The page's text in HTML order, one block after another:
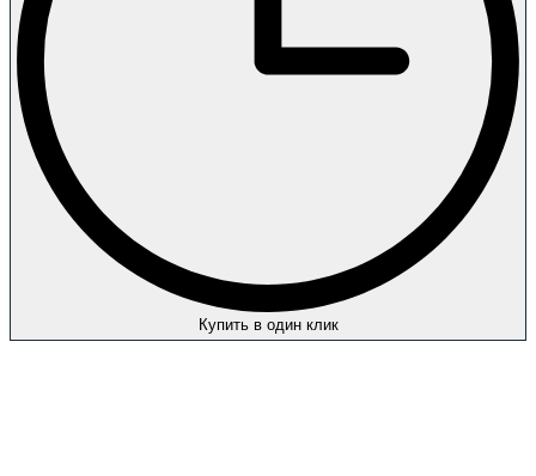
Купить в один клик